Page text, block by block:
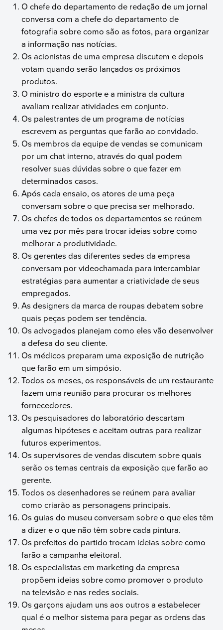
O chefe do departamento de redação de um jornal
conversa com a chefe do departamento de
fotografia sobre como são as fotos, para organizar
a informação nas notícias.
Os acionistas de uma empresa discutem e depois
votam quando serão lançados os próximos
produtos.
O ministro do esporte e a ministra da cultura
avaliam realizar atividades em conjunto.
Os palestrantes de um programa de notícias
escrevem as perguntas que farão ao convidado.
Os membros da equipe de vendas se comunicam
por um chat interno, através do qual podem
resolver suas dúvidas sobre o que fazer em
determinados casos.
Após cada ensaio, os atores de uma peça
conversam sobre o que precisa ser melhorado.
Os chefes de todos os departamentos se reúnem
uma vez por mês para trocar ideias sobre como
melhorar a produtividade.
Os gerentes das diferentes sedes da empresa
conversam por videochamada para intercambiar
estratégias para aumentar a criatividade de seus
empregados.
As designers da marca de roupas debatem sobre
quais peças podem ser tendência.
Os advogados planejam como eles vão desenvolver
a defesa do seu cliente.
Os médicos preparam uma exposição de nutrição
que farão em um simpósio.
Todos os meses, os responsáveis de um restaurante
fazem uma reunião para procurar os melhores
fornecedores.
Os pesquisadores do laboratório descartam
algumas hipóteses e aceitam outras para realizar
futuros experimentos.
Os supervisores de vendas discutem sobre quais
serão os temas centrais da exposição que farão ao
gerente.
Todos os desenhadores se reúnem para avaliar
como criarão as personagens principais.
Os guias do museu conversam sobre o que eles têm
a dizer e o que não têm sobre cada pintura.
Os prefeitos do partido trocam ideias sobre como
farão a campanha eleitoral.
Os especialistas em marketing da empresa
propõem ideias sobre como promover o produto
na televisão e nas redes sociais.
Os garçons ajudam uns aos outros a estabelecer
qual é o melhor sistema para pegar as ordens das